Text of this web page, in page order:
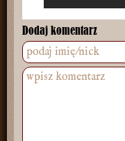
Dodaj komentarz